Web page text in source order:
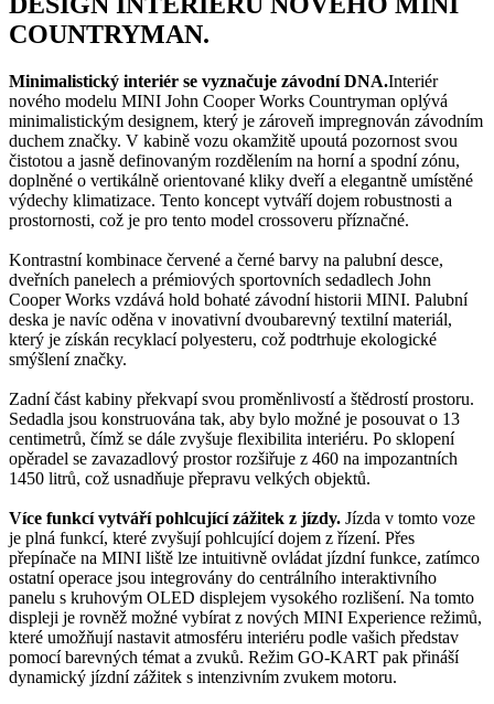
COUNTRYMAN.
Minimalistický interiér se vyznačuje závodní DNA.Interiér
nového modelu MINI John Cooper Works Countryman oplývá
minimalistickým designem, který je zároveň impregnován závodním
duchem značky. V kabině vozu okamžitě upoutá pozornost svou
čistotou a jasně definovaným rozdělením na horní a spodní zónu,
doplněné o vertikálně orientované kliky dveří a elegantně umístěné
výdechy klimatizace. Tento koncept vytváří dojem robustnosti a
prostornosti, což je pro tento model crossoveru příznačné.
Kontrastní kombinace červené a černé barvy na palubní desce,
dveřních panelech a prémiových sportovních sedadlech John
Cooper Works vzdává hold bohaté závodní historii MINI. Palubní
deska je navíc oděna v inovativní dvoubarevný textilní materiál,
který je získán recyklací polyesteru, což podtrhuje ekologické
smýšlení značky.
Zadní část kabiny překvapí svou proměnlivostí a štědrostí prostoru.
Sedadla jsou konstruována tak, aby bylo možné je posouvat o 13
centimetrů, čímž se dále zvyšuje flexibilita interiéru. Po sklopení
opěradel se zavazadlový prostor rozšiřuje z 460 na impozantních
1450 litrů, což usnadňuje přepravu velkých objektů.
Více funkcí vytváří pohlcující zážitek z jízdy. Jízda v tomto voze
je plná funkcí, které zvyšují pohlcující dojem z řízení. Přes
přepínače na MINI liště lze intuitivně ovládat jízdní funkce, zatímco
ostatní operace jsou integrovány do centrálního interaktivního
panelu s kruhovým OLED displejem vysokého rozlišení. Na tomto
displeji je rovněž možné vybírat z nových MINI Experience režimů,
které umožňují nastavit atmosféru interiéru podle vašich představ
pomocí barevných témat a zvuků. Režim GO-KART pak přináší
dynamický jízdní zážitek s intenzivním zvukem motoru.